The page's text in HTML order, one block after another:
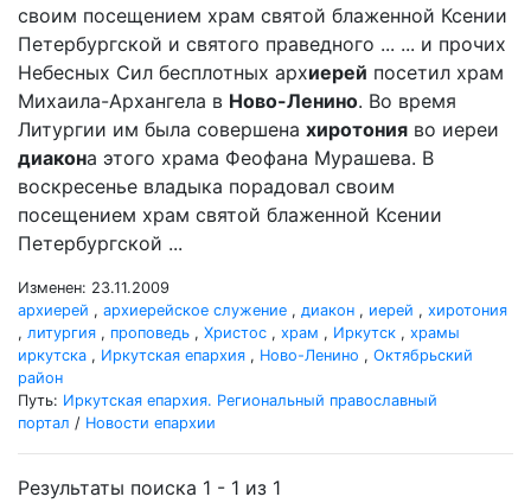
своим посещением храм святой блаженной Ксении
Петербургской и святого праведного ... ... и прочих
Небесных Сил бесплотных архиерей посетил храм
Михаила-Архангела в Ново-Ленино. Во время
Литургии им была совершена хиротония во иереи
диакона этого храма Феофана Мурашева. В
воскресенье владыка порадовал своим
посещением храм святой блаженной Ксении
Петербургской ...
Изменен: 23.11.2009
архиерей , архиерейское служение , диакон , иерей , хиротония
, литургия , проповедь , Христос , храм , Иркутск , храмы
иркутска , Иркутская епархия , Ново-Ленино , Октябрьский
район
Путь: Иркутская епархия. Региональный православный
портал / Новости епархии
Результаты поиска 1 - 1 из 1